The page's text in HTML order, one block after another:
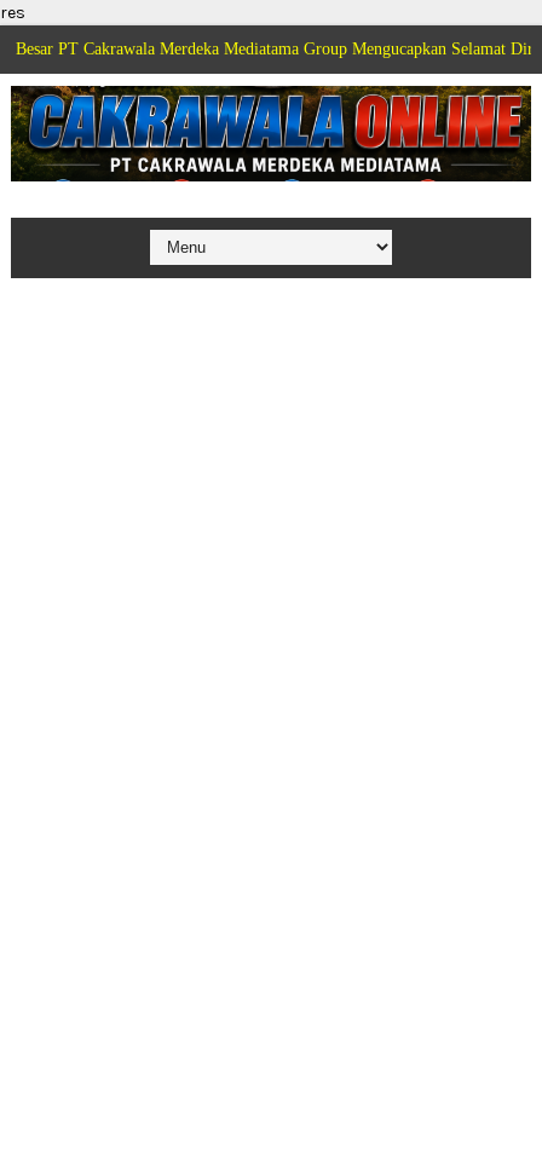
res
Merdeka Mediatama Group Mengucapkan Selamat Dirgahayu